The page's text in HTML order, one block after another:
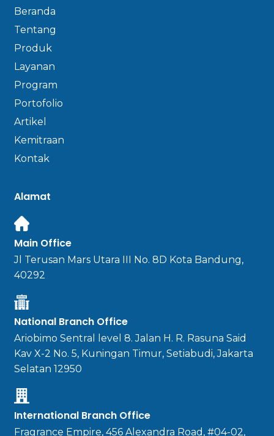
Beranda
Tentang
Produk
Layanan
Program
Portofolio
Artikel
Kemitraan
Kontak
Alamat
Main Office
Jl Terusan Mars Utara III No. 8D Kota Bandung,
40292
National Branch Office
Ariobimo Sentral level 8. Jalan H. R. Rasuna Said
Kav X-2 No. 5, Kuningan Timur, Setiabudi, Jakarta
Selatan 12950
International Branch Office
Fragrance Empire, 456 Alexandra Road, #04-02,